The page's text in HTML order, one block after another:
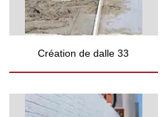
Création de dalle 33